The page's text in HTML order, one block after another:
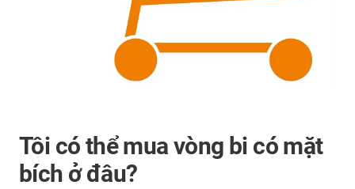
Tôi có thể mua vòng bi có mặt
bích ở đâu?